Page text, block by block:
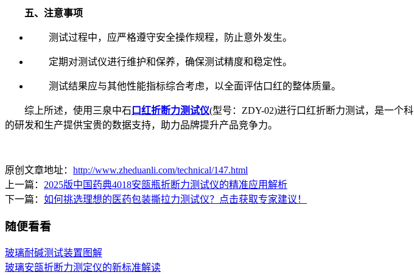
五、注意事项
测试过程中，应严格遵守安全操作规程，防止意外发生。
定期对测试仪进行维护和保养，确保测试精度和稳定性。
测试结果应与其他性能指标综合考虑，以全面评估口红的整体质量。
综上所述，使用三泉中石 口红折断力测试仪(型号：ZDY-02)进行口红折断力测试，是一个
的研发和生产提供宝贵的数据支持，助力品牌提升产品竞争力。
原创文章地址： http://www.zheduanli.com/technical/147.html
上一篇： 2025版中国药典4018安瓿瓶折断力测试仪的精准应用解析
下一篇： 如何挑选理想的医药包装撕拉力测试仪？点击获取专家建议！
随便看看
玻璃耐碱测试装置图解
玻璃安瓿折断力测定仪的新标准解读